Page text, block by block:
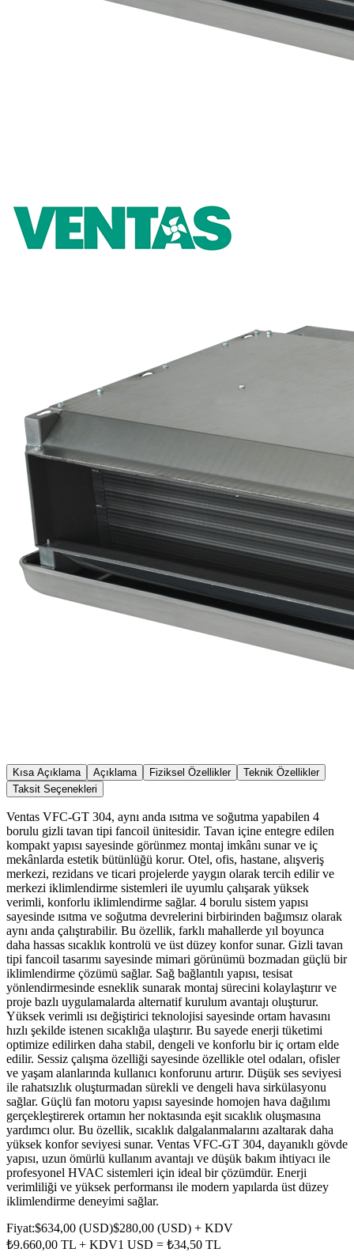
Kısa Açıklama Açıklama Fiziksel Özellikler
Teknik Özellikler
Taksit Seçenekleri
Ventas VFC-GT 304, aynı anda ısıtma ve soğutma yapabilen 4
borulu gizli tavan tipi fancoil ünitesidir. Tavan içine entegre edilen
kompakt yapısı sayesinde görünmez montaj imkânı sunar ve iç
mekânlarda estetik bütünlüğü korur. Otel, ofis, hastane, alışveriş
merkezi, rezidans ve ticari projelerde yaygın olarak tercih edilir ve
merkezi iklimlendirme sistemleri ile uyumlu çalışarak yüksek
verimli, konforlu iklimlendirme sağlar. 4 borulu sistem yapısı
sayesinde ısıtma ve soğutma devrelerini birbirinden bağımsız olarak
aynı anda çalıştırabilir. Bu özellik, farklı mahallerde yıl boyunca
daha hassas sıcaklık kontrolü ve üst düzey konfor sunar. Gizli tavan
tipi fancoil tasarımı sayesinde mimari görünümü bozmadan güçlü bir
iklimlendirme çözümü sağlar. Sağ bağlantılı yapısı, tesisat
yönlendirmesinde esneklik sunarak montaj sürecini kolaylaştırır ve
proje bazlı uygulamalarda alternatif kurulum avantajı oluşturur.
Yüksek verimli ısı değiştirici teknolojisi sayesinde ortam havasını
hızlı şekilde istenen sıcaklığa ulaştırır. Bu sayede enerji tüketimi
optimize edilirken daha stabil, dengeli ve konforlu bir iç ortam elde
edilir. Sessiz çalışma özelliği sayesinde özellikle otel odaları, ofisler
ve yaşam alanlarında kullanıcı konforunu artırır. Düşük ses seviyesi
ile rahatsızlık oluşturmadan sürekli ve dengeli hava sirkülasyonu
sağlar. Güçlü fan motoru yapısı sayesinde homojen hava dağılımı
gerçekleştirerek ortamın her noktasında eşit sıcaklık oluşmasına
yardımcı olur. Bu özellik, sıcaklık dalgalanmalarını azaltarak daha
yüksek konfor seviyesi sunar. Ventas VFC-GT 304, dayanıklı gövde
yapısı, uzun ömürlü kullanım avantajı ve düşük bakım ihtiyacı ile
profesyonel HVAC sistemleri için ideal bir çözümdür. Enerji
verimliliği ve yüksek performansı ile modern yapılarda üst düzey
iklimlendirme deneyimi sağlar.
Fiyat:$634,00 (USD)$280,00 (USD) + KDV
₺9.660,00 TL + KDV1 USD = ₺34,50 TL